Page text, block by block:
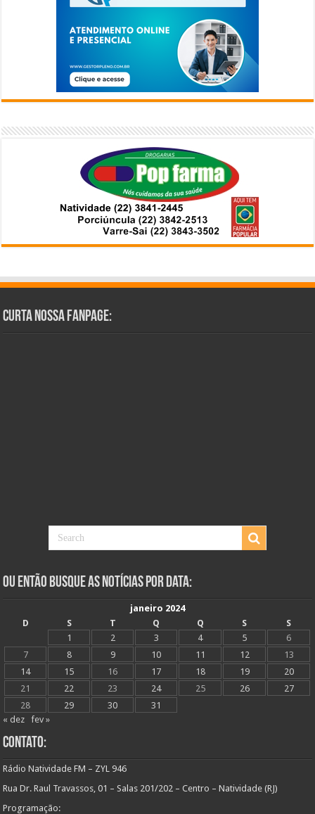
Curta Nossa Fanpage:
Ou Então Busque as Notícias Por Data:
janeiro 2024
D
S T Q Q S
S
1
2 3 4 5
6
7
8 9 10 11 12
13
14
15 16 17 18 19
20
21
22 23 24 25 26
27
28
29 30
31
« dez
fev »
Contato:
Rádio Natividade FM – ZYL 946
Rua Dr. Raul Travassos, 01 – Salas 201/202 – Centro – Natividade (RJ)
Programação: